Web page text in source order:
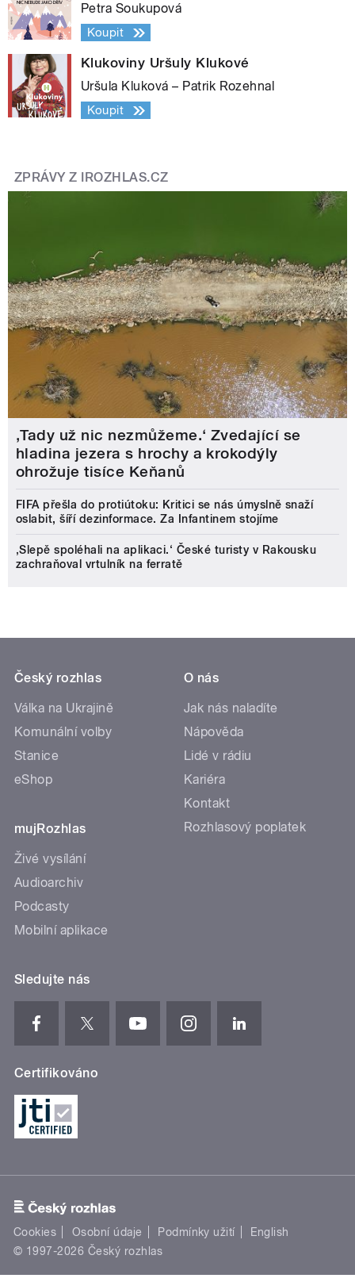
Petra Soukupová
Koupit
Klukoviny Uršuly Klukové
Uršula Kluková – Patrik Rozehnal
Koupit
ZPRÁVY Z IROZHLAS.CZ
‚Tady už nic nezmůžeme.‘ Zvedající se
hladina jezera s hrochy a krokodýly
ohrožuje tisíce Keňanů
FIFA přešla do protiútoku: Kritici se nás úmyslně snaží
oslabit, šíří dezinformace. Za Infantinem stojíme
‚Slepě spoléhali na aplikaci.‘ České turisty v Rakousku
zachraňoval vrtulník na ferratě
Český rozhlas
Válka na Ukrajině
Komunální volby
Stanice
eShop
mujRozhlas
Živé vysílání
Audioarchiv
Podcasty
Mobilní aplikace
O nás
Jak nás naladíte
Nápověda
Lidé v rádiu
Kariéra
Kontakt
Rozhlasový poplatek
Sledujte nás
Certifikováno
Cookies Osobní údaje Podmínky užití
English
© 1997-2026 Český rozhlas